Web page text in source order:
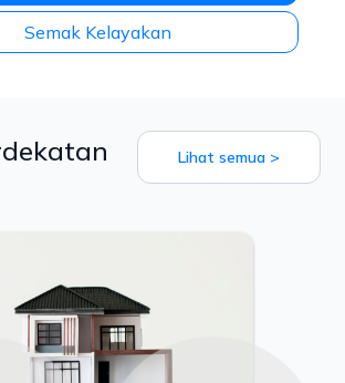
Semak Kelayakan
Lihat semua >